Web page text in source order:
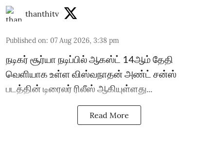
thanthitv
Published on: 07 Aug 2026, 3:38 pm
நடிகர் சூர்யா நடிப்பில் ஆகஸ்ட் 14ஆம் தேதி
வெளியாக உள்ள விஸ்வநாதன் அண்ட் சன்ஸ்
படத்தின் டிரைலர் ரிலீஸ் ஆகியுள்ளது...
Read More